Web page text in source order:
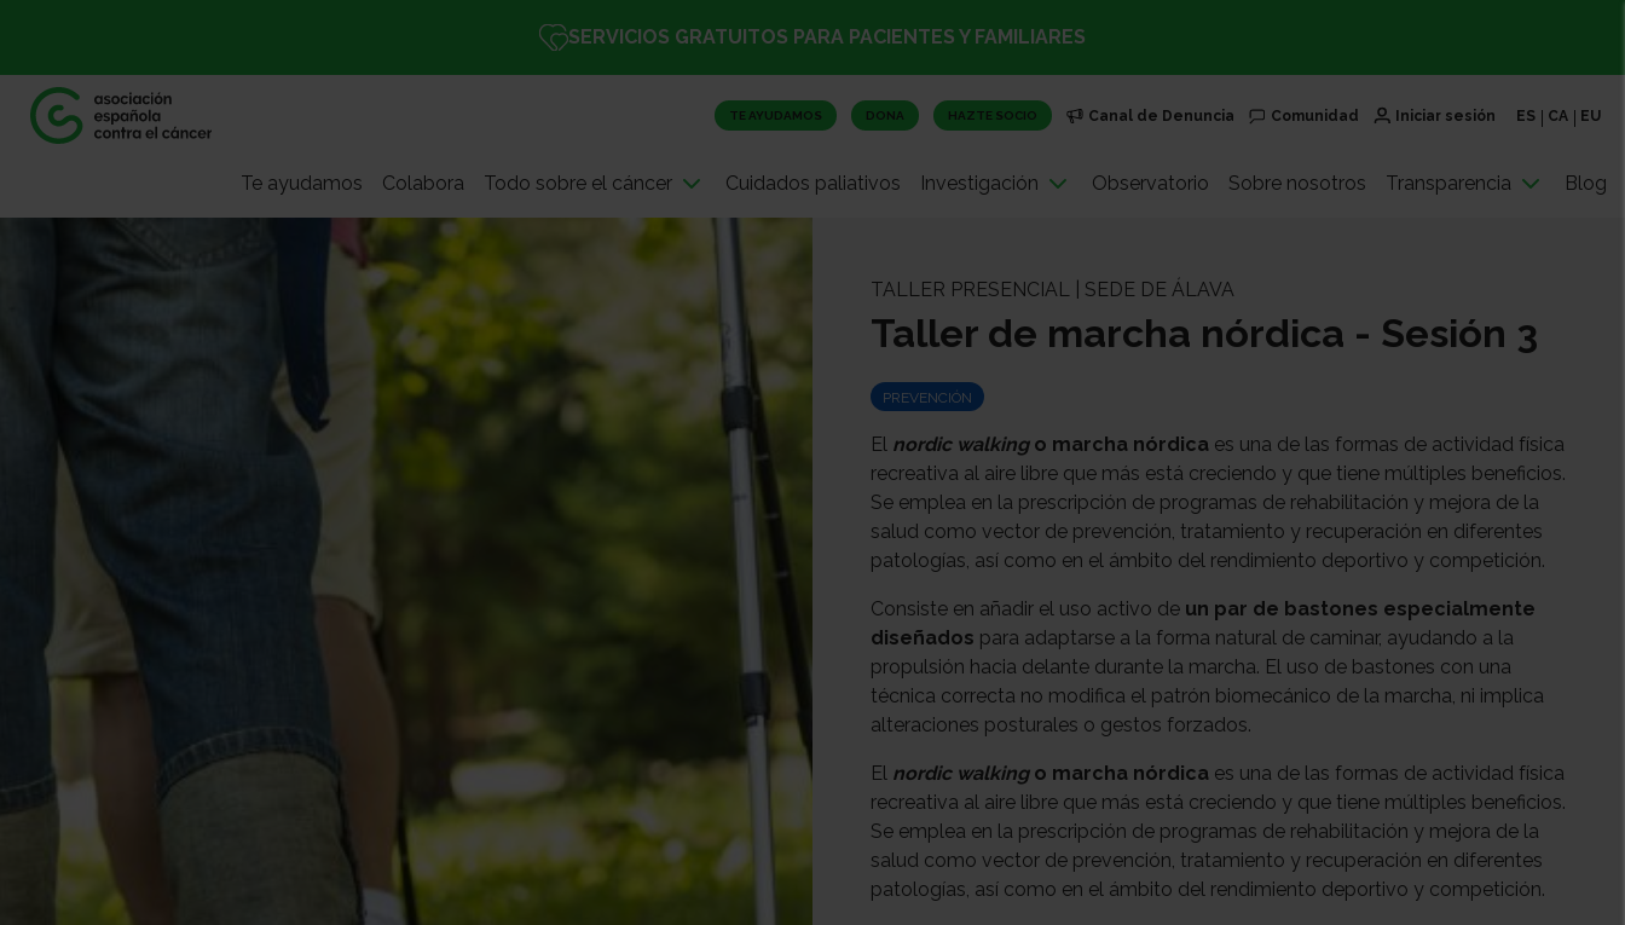
SERVICIOS GRATUITOS PARA PACIENTES Y FAMILIARES
TE AYUDAMOS DONA HAZTE SOCIO Canal de Denuncia Comunidad Iniciar sesión ES CA EU
Te ayudamos Colabora Todo sobre el cáncer Cuidados paliativos Investigación Observatorio Sobre nosotros Transparencia Blog
TALLER PRESENCIAL | SEDE DE ÁLAVA
Taller de marcha nórdica - Sesión 3
PREVENCIÓN
El nordic walkingo marcha nórdica es una de las formas de actividad física
recreativa al aire libre que más está creciendo y que tiene múltiples beneficios.
Se emplea en la prescripción de programas de rehabilitación y mejora de la
salud como vector de prevención, tratamiento y recuperación en diferentes
patologías, así como en el ámbito del rendimiento deportivo y competición.
Consiste en añadir el uso activo de un par de bastones especialmente
diseñados para adaptarse a la forma natural de caminar, ayudando a la
propulsión hacia delante durante la marcha. El uso de bastones con una
técnica correcta no modifica el patrón biomecánico de la marcha, ni implica
alteraciones posturales o gestos forzados.
El nordic walkingo marcha nórdica es una de las formas de actividad física
recreativa al aire libre que más está creciendo y que tiene múltiples beneficios.
Se emplea en la prescripción de programas de rehabilitación y mejora de la
salud como vector de prevención, tratamiento y recuperación en diferentes
patologías, así como en el ámbito del rendimiento deportivo y competición.